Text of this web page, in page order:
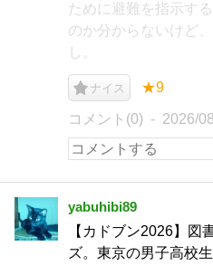
ために避難を指示す
のか分からないけど
し。
ナイス ★9
コメント(0) 2026/
yabuhibi89
【カドブン2026】図
ズ。東京の男子高校